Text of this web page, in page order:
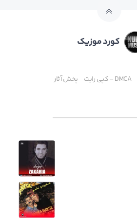
کورد موزیک
DMCA – کپی رایت پخش آثار